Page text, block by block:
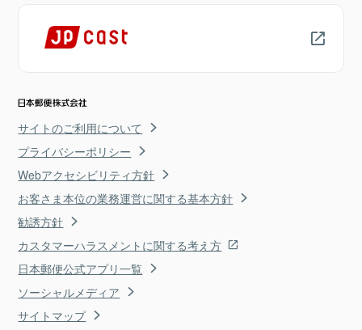
サイトのご利用について
プライバシーポリシー
Webアクセシビリティ方針
お客さま本位の業務運営に関する基本方針
勧誘方針
カスタマーハラスメントに関する考え方
日本郵便公式アプリ一覧
ソーシャルメディア
サイトマップ